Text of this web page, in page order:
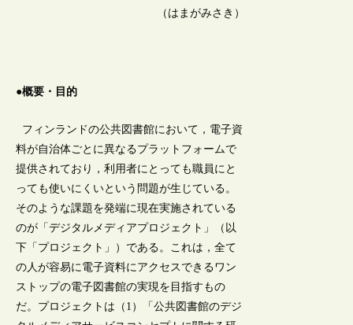
（はまがみさき）
●概要・目的
フィンランドの公共図書館において，電子資
料が自治体ごとに異なるプラットフォームで
提供されており，利用者にとっても職員にと
っても使いにくいという問題が生じている。
そのような課題を発端に現在実施されている
のが「デジタルメディアプロジェクト」（以
下「プロジェクト」）である。これは，全て
の人が容易に電子資料にアクセスできるワン
ストップの電子図書館の実現を目指すもの
だ。プロジェクトは（1）「公共図書館のデジ